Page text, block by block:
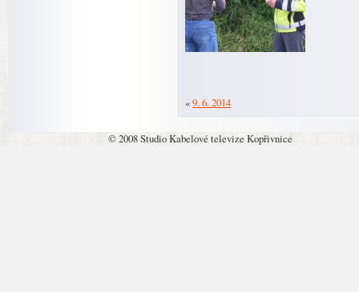
«9. 6. 2014
© 2008 Studio Kabelové televize Kopřivnice